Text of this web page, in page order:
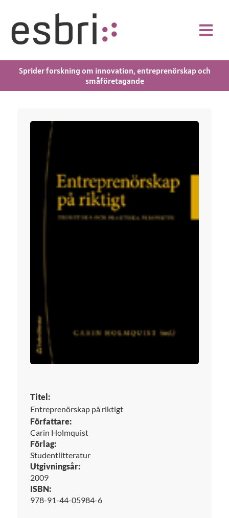
Sprider forskning om innovation, entreprenörskap och
småföretagande
Titel:
Entreprenörskap på riktigt
Författare:
Carin Holmquist
Förlag:
Studentlitteratur
Utgivningsår:
2009
ISBN:
978-91-44-05984-6